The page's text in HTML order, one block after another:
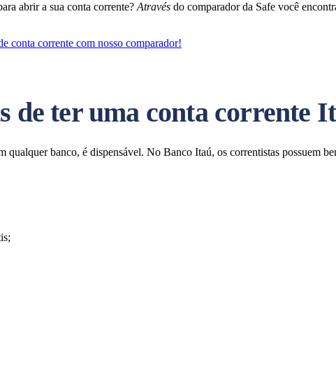
abrir a sua conta corrente? Através do comparador da Safe você
conta corrente com nosso comparador!
de ter uma conta corrente
qualquer banco, é dispensável. No Banco Itaú, os correntistas possuem